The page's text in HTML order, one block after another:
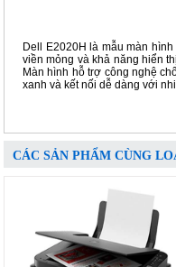
Dell E2020H là mẫu màn
viền mỏng và khả năng hiển
Màn hình hỗ trợ công nghệ
xanh và kết nối dễ dàng với
CÁC SẢN PHẨM CÙNG